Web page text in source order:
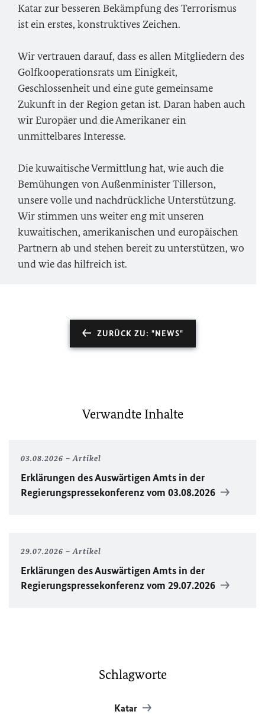
Katar zur besseren Bekämpfung des Terrorismus
ist ein erstes, konstruktives Zeichen.
Wir vertrauen darauf, dass es allen Mitgliedern des
Golfkooperationsrats um Einigkeit,
Geschlossenheit und eine gute gemeinsame
Zukunft in der Region getan ist. Daran haben auch
wir Europäer und die Amerikaner ein
unmittelbares Interesse.
Die kuwaitische Vermittlung hat, wie auch die
Bemühungen von Außenminister Tillerson,
unsere volle und nachdrückliche Unterstützung.
Wir stimmen uns weiter eng mit unseren
kuwaitischen, amerikanischen und europäischen
Partnern ab und stehen bereit zu unterstützen, wo
und wie das hilfreich ist.
ZURÜCK ZU: "NEWS"
Verwandte Inhalte
03.08.2026 Artikel
Erklärungen des Auswärtigen Amts in der
Regierungspressekonferenz vom 03.08.2026
29.07.2026 Artikel
Erklärungen des Auswärtigen Amts in der
Regierungspressekonferenz vom 29.07.2026
Schlagworte
Katar